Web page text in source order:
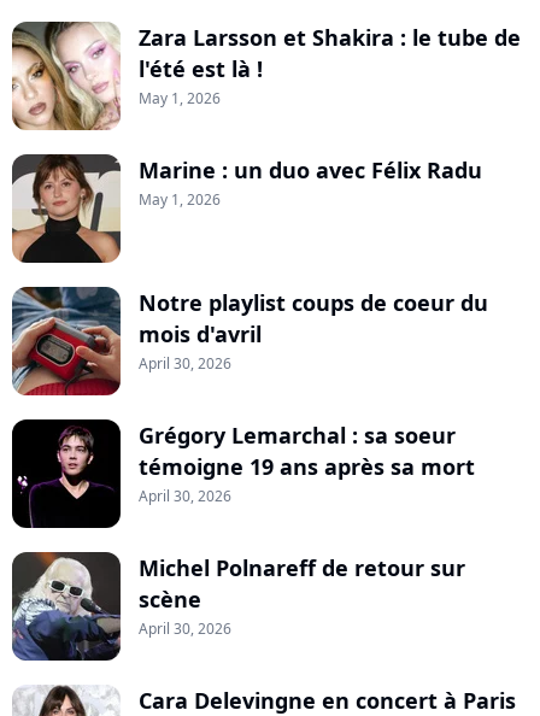
Zara Larsson et Shakira : le tube de
l'été est là !
May 1, 2026
Marine : un duo avec Félix Radu
May 1, 2026
Notre playlist coups de coeur du
mois d'avril
April 30, 2026
Grégory Lemarchal : sa soeur
témoigne 19 ans après sa mort
April 30, 2026
Michel Polnareff de retour sur
scène
April 30, 2026
Cara Delevingne en concert à Paris